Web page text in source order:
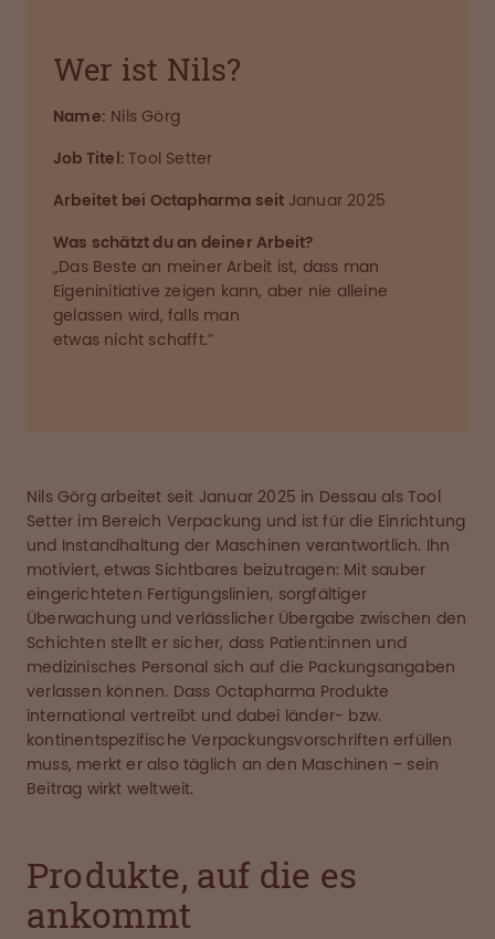
Wer ist Nils?
Name: Nils Görg
Job Titel:Tool Setter
Arbeitet bei Octapharma seit Januar 2025
Was schätzt du an deiner Arbeit?
„Das Beste an meiner Arbeit ist, dass man
Eigeninitiative zeigen kann, aber nie alleine
gelassen wird, falls man
etwas nicht schafft.”
Nils Görg arbeitet seit Januar 2025 in Dessau als Tool
Setter im Bereich Verpackung und ist für die Einrichtung
und Instandhaltung der Maschinen verantwortlich. Ihn
motiviert, etwas Sichtbares beizutragen: Mit sauber
eingerichteten Fertigungslinien, sorgfältiger
Überwachung und verlässlicher Übergabe zwischen den
Schichten stellt er sicher, dass Patient:innen und
medizinisches Personal sich auf die Packungsangaben
verlassen können. Dass Octapharma Produkte
international vertreibt und dabei länder- bzw.
kontinentspezifische Verpackungsvorschriften erfüllen
muss, merkt er also täglich an den Maschinen – sein
Beitrag wirkt weltweit.
Produkte, auf die es
ankommt